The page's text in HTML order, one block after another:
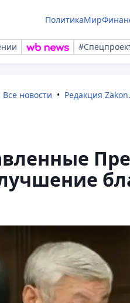
ПолитикаМир
Все новости Редакция